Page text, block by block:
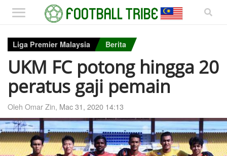
Liga Premier Malaysia Berita
UKM FC potong hingga 20
peratus gaji pemain
Oleh Omar Zin, Mac 31, 2020 14:13